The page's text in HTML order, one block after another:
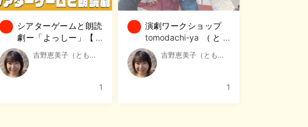
シアターゲームと朗読
劇ー「よっしー」【深
谷市 技活】
吉野恵美子（ともだち屋nike)
1
演劇ワークショップ
tomodachi-ya （とも
だち屋）
吉野恵美子（ともだち屋nike)
1